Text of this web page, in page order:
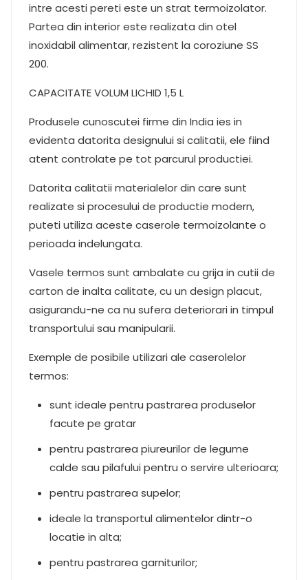
intre acesti pereti este un strat termoizolator.
Partea din interior este realizata din otel
inoxidabil alimentar, rezistent la coroziune SS
200.
CAPACITATE VOLUM LICHID 1,5 L
Produsele cunoscutei firme din India ies in
evidenta datorita designului si calitatii, ele fiind
atent controlate pe tot parcurul productiei.
Datorita calitatii materialelor din care sunt
realizate si procesului de productie modern,
puteti utiliza aceste caserole termoizolante o
perioada indelungata.
Vasele termos sunt ambalate cu grija in cutii de
carton de inalta calitate, cu un design placut,
asigurandu-ne ca nu sufera deteriorari in timpul
transportului sau manipularii.
Exemple de posibile utilizari ale caserolelor
termos:
sunt ideale pentru pastrarea produselor
facute pe gratar
pentru pastrarea piureurilor de legume
calde sau pilafului pentru o servire ulterioara;
pentru pastrarea supelor;
ideale la transportul alimentelor dintr-o
locatie in alta;
pentru pastrarea garniturilor;